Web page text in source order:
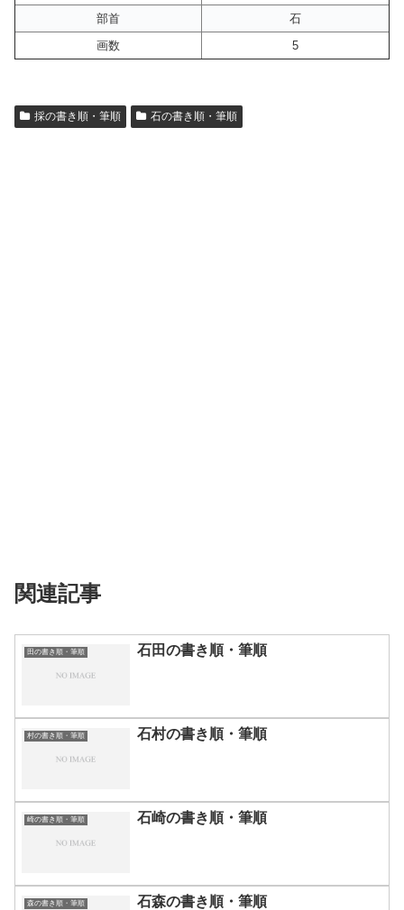
部首
石
画数
5
採の書き順・筆順 石の書き順・筆順
関連記事
田の書き順・筆順 石田の書き順・筆順
村の書き順・筆順 石村の書き順・筆順
崎の書き順・筆順 石崎の書き順・筆順
森の書き順・筆順 石森の書き順・筆順